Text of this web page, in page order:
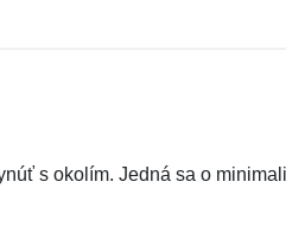
s okolím. Jedná sa o